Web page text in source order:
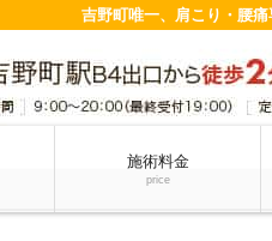
吉野町唯一、肩こり・腰
施術料金
price